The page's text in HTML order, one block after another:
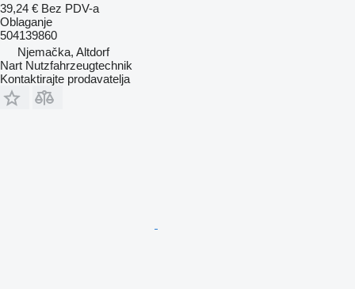
39,24 € Bez PDV-a
Oblaganje
504139860
Njemačka, Altdorf
Nart Nutzfahrzeugtechnik
Kontaktirajte prodavatelja